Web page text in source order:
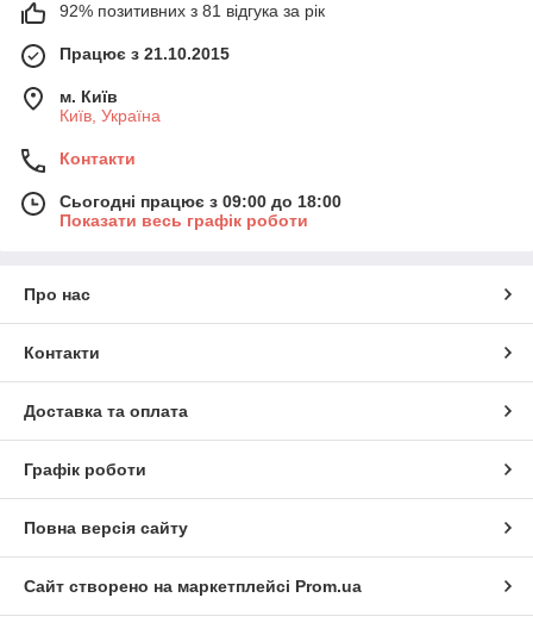
92% позитивних з 81 відгука за рік
Працює з 21.10.2015
м. Київ
Київ, Україна
Контакти
Сьогодні працює з 09:00 до 18:00
Показати весь графік роботи
Про нас
Контакти
Доставка та оплата
Графік роботи
Повна версія сайту
Сайт створено на маркетплейсі Prom.ua